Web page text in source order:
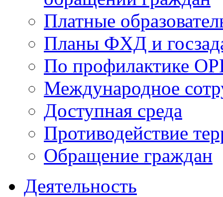
Платные
Планы ФХД и
По профилактике
Международное
Доступная среда
Противодействие
Обращение граждан
Деятельность